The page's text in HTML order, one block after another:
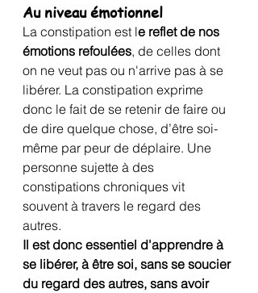
Au niveau émotionnel
La constipation est le reflet de nos
émotions refoulées, de celles dont
on ne veut pas ou n'arrive pas à se
libérer. La constipation exprime
donc le fait de se retenir de faire ou
de dire quelque chose, d’être soi-
même par peur de déplaire. Une
personne sujette à des
constipations chroniques vit
souvent à travers le regard des
autres.
Il est donc essentiel d'apprendre à
se libérer, à être soi, sans se soucier
du regard des autres, sans avoir